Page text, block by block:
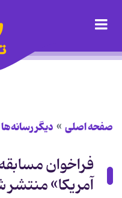
صفحه اصلی دیگر رسانه‌ها
فراخوان
آمریکا»